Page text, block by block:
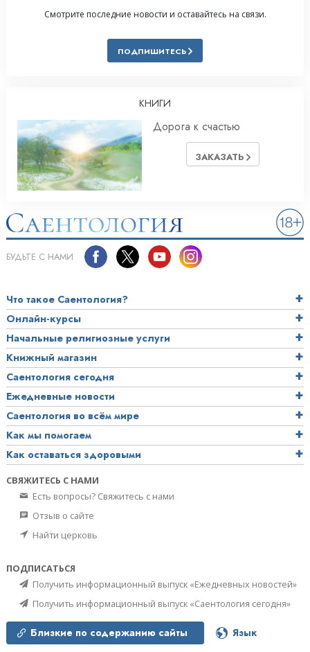
Смотрите последние новости и оставайтесь на связи.
ПОДПИШИТЕСЬ
КНИГИ
Дорога к счастью
ЗАКАЗАТЬ
БУДЬТЕ С НАМИ
Что такое Саентология?
Онлайн-курсы
Начальные религиозные услуги
Книжный магазин
Саентология сегодня
Ежедневные новости
Саентология во всём мире
Как мы помогаем
Как оставаться здоровыми
СВЯЖИТЕСЬ С НАМИ
Есть вопросы? Свяжитесь с нами
Отзыв о сайте
Найти церковь
ПОДПИСАТЬСЯ
Получить информационный выпуск «Ежедневных новостей»
Получить информационный выпуск «Саентология сегодня»
Близкие по содержанию сайты Язык